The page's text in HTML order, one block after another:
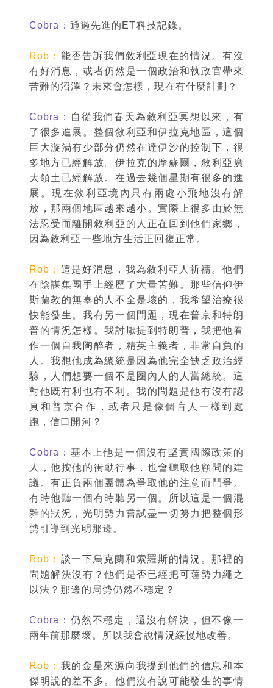
Cobra： 通過先進的ET科技記錄。
Rob： 能否告訴我們敘利亞現在的情況。有沒
有好消息，或者仍然是一個政治和執政官帶來
苦難的沼澤？未來會怎樣，現在有什麼計劃？
Cobra：
自從我們春天為敘利亞冥想以來，有
了很多進展。整個敘利亞和伊拉克地區，這個
巨大漩渦有少部分仍然在達伊沙的控制下，很
多地方已經解放。伊拉克的摩蘇爾，敘利亞廣
大領土已經解放。在過去幾個星期有很多的進
展。現在敘利亞境內只有兩處小飛地沒有解
放，那兩個地區越來越小。實際上很多由於無
法忍受而離開敘利亞的人正在回到他們家鄉，
因為敘利亞一些地方生活正回復正常。
Rob： 這是好消息，我為敘利亞人祈禱。他們
在陰謀集團手上經歷了大量苦難。那些信仰伊
斯蘭教的無辜的人不全是壞的，我希望治療很
快能發生。我有另一個問題，現在普京和特朗
普的情況怎樣。我討厭提到特朗普，我把他看
作一個自我陶醉者，精英主義者，非常自負的
人。我想他成為總統是因為他完全缺乏政治經
驗，人們想要一個不是圈內人的人當總統。這
對他既有利也有不利。我的問題是他有沒有認
真和普京合作，或者只是像個盲人一樣到處
跑，信口開河？
Cobra：基本上他是一個沒有堅實國際政策的
人，他按他的衝動行事，也會聽取他顧問的建
議。有正負兩個團體為爭取他的注意而鬥爭。
有時他聽一個有時聽另一個。所以這是一個混
雜的狀況，光明勢力嘗試盡一切努力把整個形
勢引導到光明那邊。
Rob： 談一下烏克蘭和索羅斯的情況。那裡的
問題解決沒有？他們是否已經把可薩勢力繩之
以法？那邊的局勢仍然不穩定？
Cobra：仍然不穩定，還沒有解決，但不像一
兩年前那麼壞。所以我會說情況緩慢地改善。
Rob： 我的金星來源向我提到他們的信息和本
傑明說的差不多。他們沒有說可能發生的事情